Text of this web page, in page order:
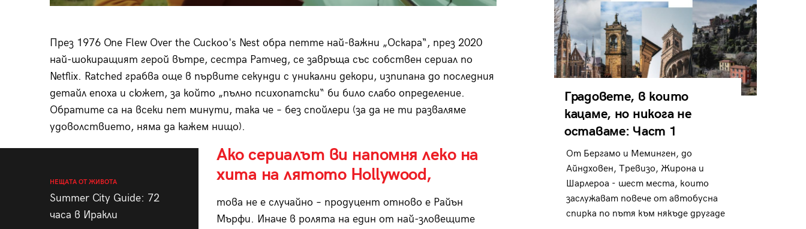
През 1976 One Flew Over the Cuckoo's Nest обра петте най-важни „Оскара“, през 2020
най-шокиращият герой вътре, сестра Ратчед, се завръща със собствен сериал по
Netflix. Ratched грабва още в първите секунди с уникални декори, изпипана до последния
детайл епоха и сюжет, за който „пълно психопатски“ би било слабо определение.
Обратите са на всеки пет минути, така че – без спойлери (за да не ти разваляме
удоволствието, няма да кажем нищо).
НЕЩАТА ОТ ЖИВОТА
Summer City Guide: 72
часа в Иракли
Ако сериалът ви напомня леко на
хита на лятото Hollywood,
това не е случайно – продуцент отново е Райън
Мърфи. Иначе в ролята на един от най-зловещите
Градовете, в които
кацаме, но никога не
оставаме: Част 1
От Бергамо и Меминген, до
Айндховен, Тревизо, Жирона и
Шарлероа - шест места, които
заслужават повече от автобусна
спирка по пътя към някъде другаде